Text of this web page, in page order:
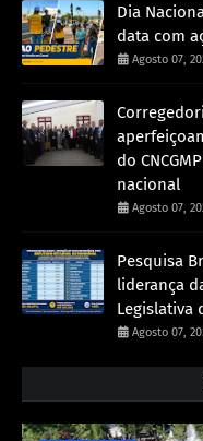
Dia
data com
Agosto 07,
do
nacional
Agosto 07,
Pesquisa
liderança
Legislativa
Agosto 07,